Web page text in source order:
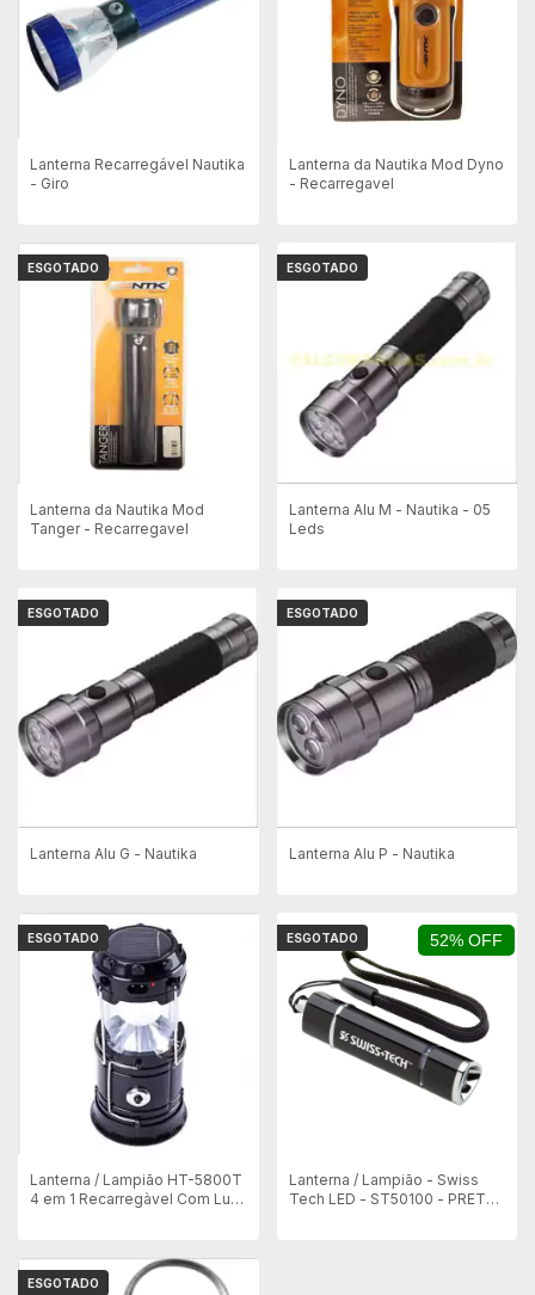
Lanterna Recarregável Nautika
- Giro
Lanterna da Nautika Mod Dyno
- Recarregavel
ESGOTADO
Lanterna da Nautika Mod
Tanger - Recarregavel
ESGOTADO
Lanterna Alu M - Nautika - 05
Leds
ESGOTADO
Lanterna Alu G - Nautika
ESGOTADO
Lanterna Alu P - Nautika
ESGOTADO
Lanterna / Lampião HT-5800T
4 em 1 Recarregàvel Com Luz
52% OFF
ESGOTADO
Lanterna / Lampião - Swiss
Tech LED - ST50100 - PRETA -
ESGOTADO